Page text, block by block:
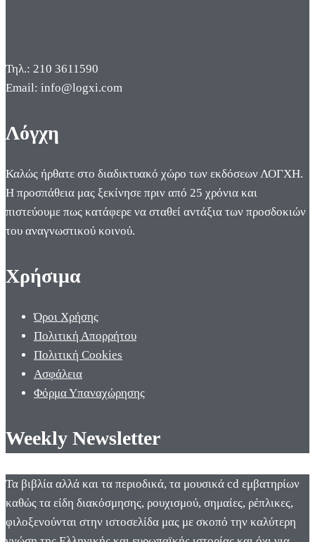
Τηλ.: 210 3611590
Email: info@logxi.com
Λόγχη
Καλώς ήρθατε στο διαδικτυακό χώρο των εκδόσεων ΛΟΓΧΗ.
Η προσπάθεια μας ξεκίνησε πριν από 25 χρόνια και
πιστεύουμε πως κατάφερε να σταθεί αντάξια των προσδοκιών
του αναγνωστικού κοινού.
Χρήσιμα
Όροι Χρήσης
Πολιτική Απορρήτου
Πολιτική Cookies
Ασφάλεια
Φόρμα Υπαναχώρησης
Weekly Newsletter
Τα βιβλία αλλά και τα περιοδικά, τα μουσικά cd εμβατηρίων
καθώς τα είδη διακόσμησης, ρουχισμού, σημαίες, ρέπλικες,
φιλοξενούνται στην ιστοσελίδα μας με σκοπό την καλύτερη